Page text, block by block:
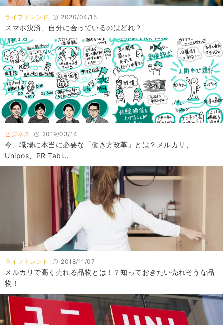
ライフトレンド 2020/04/15
スマホ決済、自分に合っているのはどれ？
ビジネス 2019/03/14
今、職場に本当に必要な「働き方改革」とは？メルカリ、
Unipos、PR Tabl…
ライフトレンド 2018/11/07
メルカリで高く売れる品物とは！？知っておきたい売れそうな品
物！